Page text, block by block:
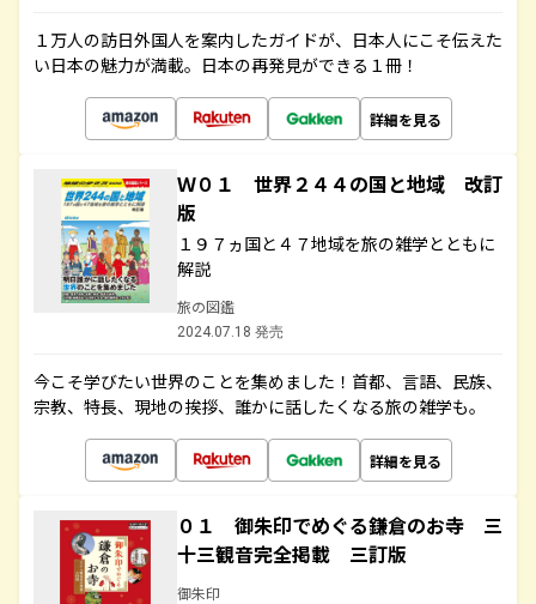
１万人の訪日外国人を案内したガイドが、日本人にこそ伝えた
い日本の魅力が満載。日本の再発見ができる１冊！
詳細を見る
Ｗ０１ 世界２４４の国と地域 改訂
版
１９７ヵ国と４７地域を旅の雑学とともに
解説
旅の図鑑
2024.07.18 発売
今こそ学びたい世界のことを集めました！首都、言語、民族、
宗教、特長、現地の挨拶、誰かに話したくなる旅の雑学も。
詳細を見る
０１ 御朱印でめぐる鎌倉のお寺 三
十三観音完全掲載 三訂版
御朱印